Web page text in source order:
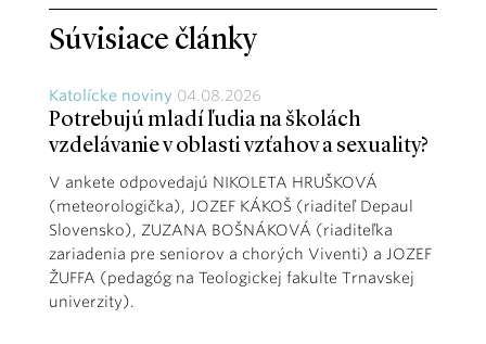
Súvisiace články
Katolícke noviny 04.08.2026
Potrebujú mladí ľudia na školách
vzdelávanie v oblasti vzťahov a sexuality?
V ankete odpovedajú NIKOLETA HRUŠKOVÁ
(meteorologička), JOZEF KÁKOŠ (riaditeľ Depaul
Slovensko), ZUZANA BOŠNÁKOVÁ (riaditeľka
zariadenia pre seniorov a chorých Viventi) a JOZEF
ŽUFFA (pedagóg na Teologickej fakulte Trnavskej
univerzity).